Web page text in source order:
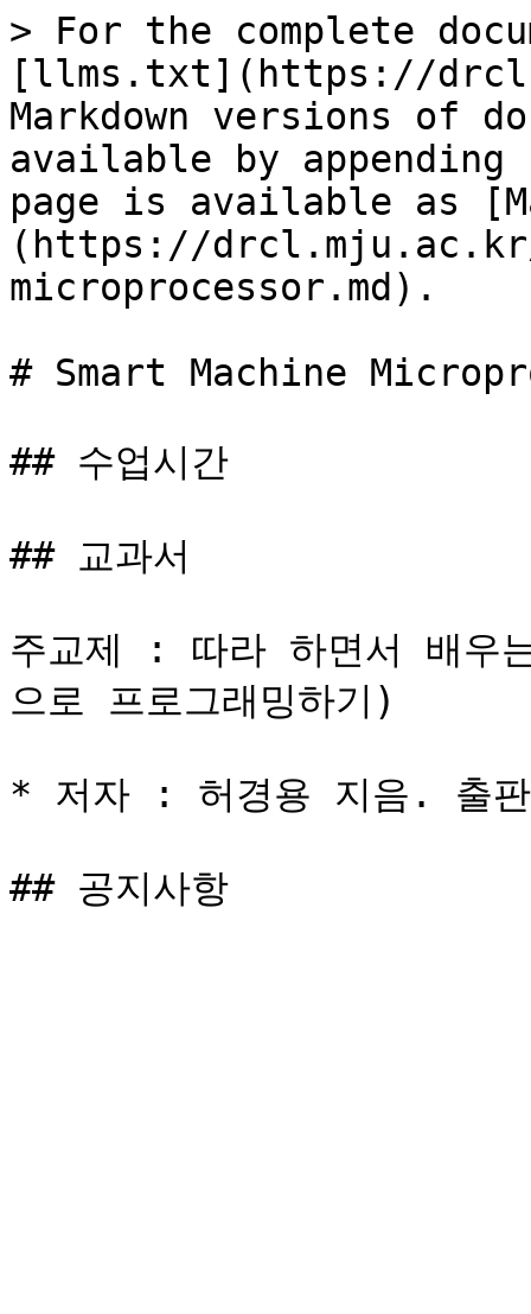
> For the complete
[llms.txt](https://
Markdown versions of
available by
page is available as
(https://
microprocessor.md).
# Smart Machine
## 수업시간
## 교과서
주교제 : 따라 하면서 배우
으로 프로그래밍하기)
* 저자 : 허경용 지음. 출